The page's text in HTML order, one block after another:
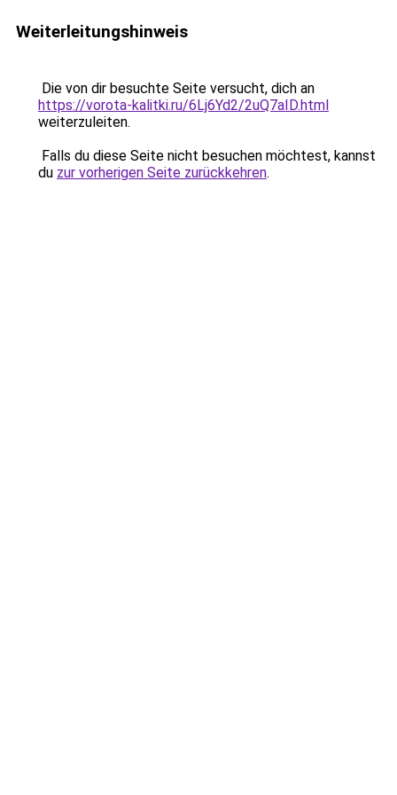
Weiterleitungshinweis
Die von dir besuchte Seite versucht, dich an
https://vorota-kalitki.ru/6Lj6Yd2/2uQ7aID.html
weiterzuleiten.
Falls du diese Seite nicht besuchen möchtest, kannst
du zur vorherigen Seite zurückkehren.